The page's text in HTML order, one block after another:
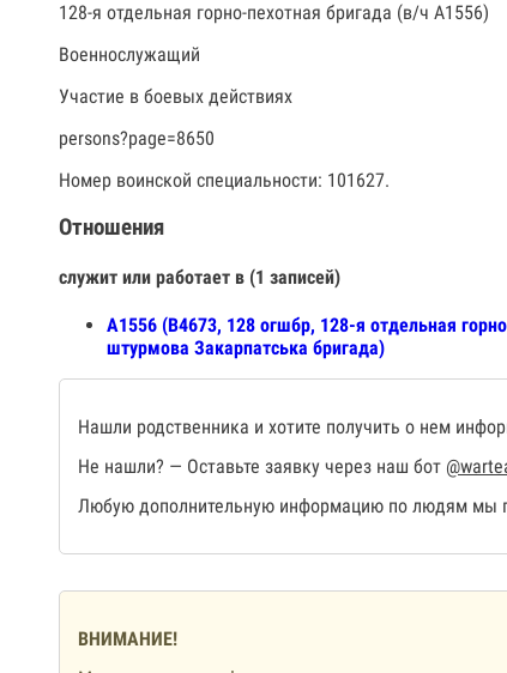
128-я отдельная горно-пехотная бригада (в/ч А1556)
Военнослужащий
Участие в боевых действиях
persons?page=8650
Номер воинской специальности: 101627.
Отношения
служит или работает в (1 записей)
А1556 (В4673, 128 огшбр, 128-я отдельная
штурмова Закарпатська бригада)
Нашли родственника и хотите получить о нем
Не нашли? — Оставьте заявку через наш бот
Любую дополнительную информацию по людям мы
ВНИМАНИЕ!